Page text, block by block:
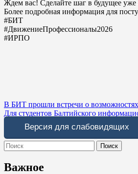
Ждем вас! Сделайте шаг в будущее уже
Более подробная информация для
#БИТ
#ДвижениеПрофессионалы2026
#ИРПО
Навигация
по
записям
В БИТ прошли встречи о
Для студентов Балтийского
Версия для слабовидящих
Search
for:
Важное